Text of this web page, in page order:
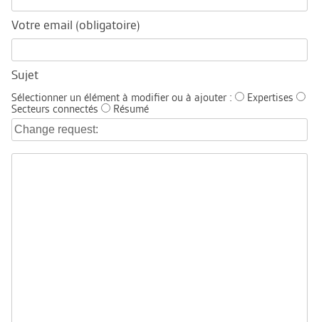
Votre email (obligatoire)
Sujet
Sélectionner un élément à modifier ou à ajouter :
Expertises
Secteurs connectés
Résumé